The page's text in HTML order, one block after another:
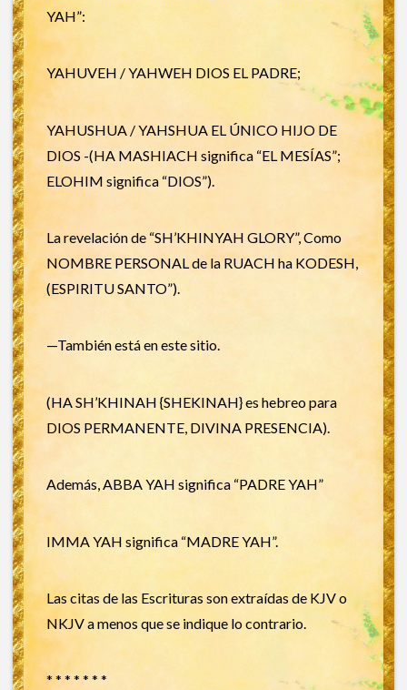
YAH”:
YAHUVEH / YAHWEH DIOS EL PADRE;
YAHUSHUA / YAHSHUA EL ÚNICO HIJO DE
DIOS -(HA MASHIACH significa “EL MESÍAS”;
ELOHIM significa “DIOS”).
La revelación de “SH’KHINYAH GLORY”, Como
NOMBRE PERSONAL de la RUACH ha KODESH,
(ESPIRITU SANTO”).
—También está en este sitio.
(HA SH’KHINAH {SHEKINAH} es hebreo para
DIOS PERMANENTE, DIVINA PRESENCIA).
Además, ABBA YAH significa “PADRE YAH”
IMMA YAH significa “MADRE YAH”.
Las citas de las Escrituras son extraídas de KJV o
NKJV a menos que se indique lo contrario.
* * * * * * *